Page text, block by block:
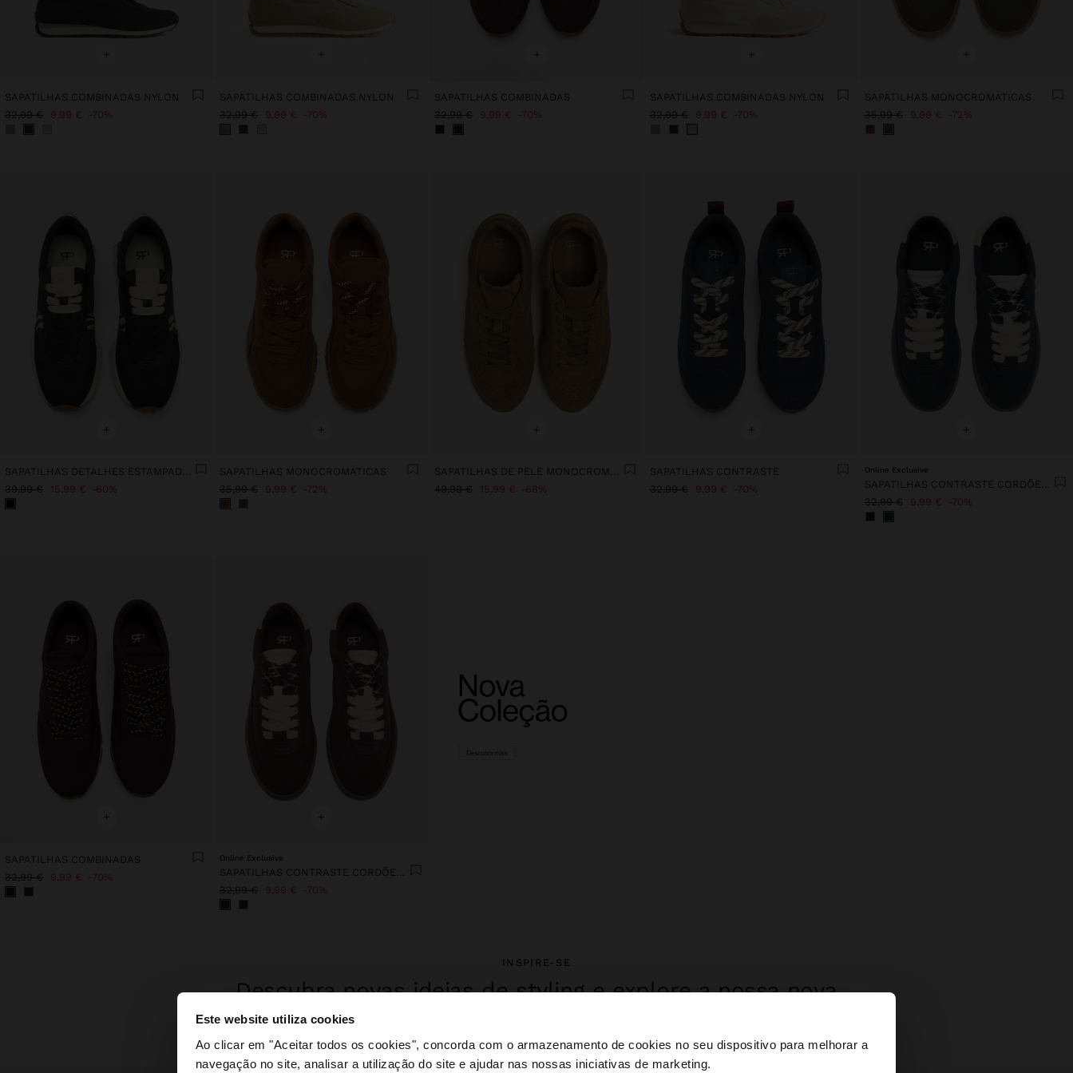
Este website utiliza cookies
Ao clicar em "Aceitar todos os cookies", concorda com o armazenamento de cookies no seu dispositivo para melhorar a
navegação no site, analisar a utilização do site e ajudar nas nossas iniciativas de marketing.
olá
Está a aceder ao site a partir de Portugal. Deseja navegar no nosso site United States?
+
SAPATILHAS COMBINADAS NYLON
32,99 € 9,99 € 70%
+
SAPATILHAS COMBINADAS NYLON
32,99 € 9,99 € 70%
+
SAPATILHAS COMBINADAS
32,99 € 9,99 € 70%
+
SAPATILHAS COMBINADAS NYLON
32,99 € 9,99 € 70%
+
SAPATILHAS MONOCROMÁTICAS
35,99 € 9,99 € 72%
+
SAPATILHAS DETALHES ESTAMPADO ANIMAL
39,99 € 15,99 € 60%
+
SAPATILHAS MONOCROMÁTICAS
35,99 € 9,99 € 72%
+
SAPATILHAS DE PELE MONOCROMÁTICAS
49,99 € 15,99 € 68%
+
SAPATILHAS CONTRASTE
32,99 € 9,99 € 70%
+
Online Exclusive
SAPATILHAS CONTRASTE CORDÕES DUPLOS
32,99 € 9,99 € 70%
+
SAPATILHAS COMBINADAS
32,99 € 9,99 € 70%
+
Online Exclusive
32,99 € 9,99 € 70%
INSPIRE-SE
Descubra novas ideias de styling e explore a nossa nova